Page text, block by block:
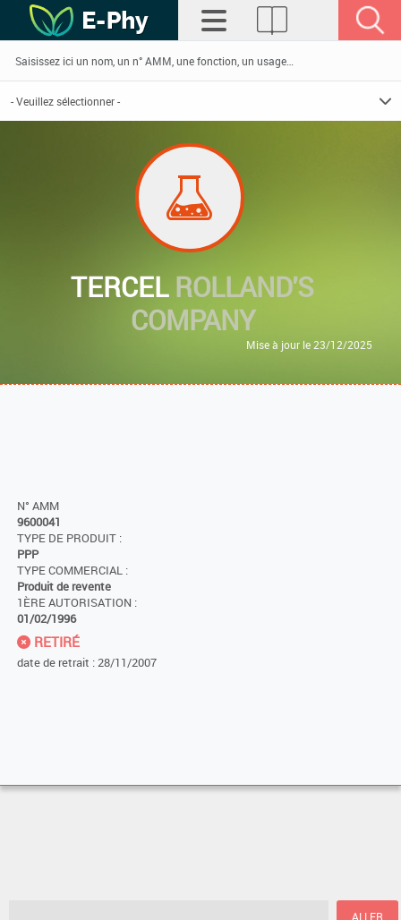
TERCELROLLAND'S
COMPANY
Mise à jour le 23/12/2025
N° AMM
9600041
TYPE DE PRODUIT :
PPP
TYPE COMMERCIAL :
Produit de revente
1ÈRE AUTORISATION :
01/02/1996
RETIRÉ
date de retrait : 28/11/2007
ALLER